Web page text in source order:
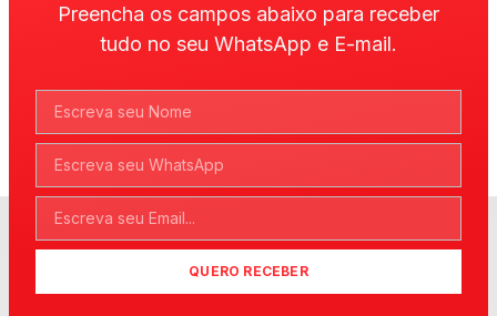
Preencha os campos abaixo para receber
tudo no seu WhatsApp e E-mail.
QUERO RECEBER